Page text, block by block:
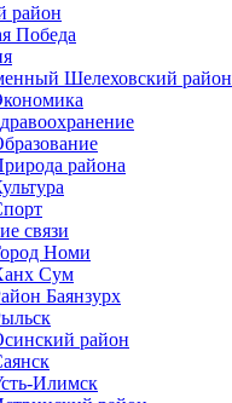
район
Победа
Шелеховский район
района
связи
Номи
Сум
Баянзурх
район
Илимск